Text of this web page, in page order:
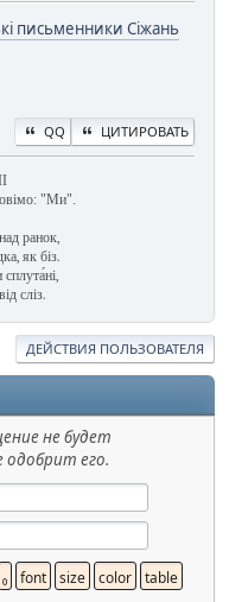
письменники Сіжань
QQ ЦИТИРОВАТЬ
"Ми".
ранок,
як біз.
сліз.
ДЕЙСТВИЯ ПОЛЬЗОВАТЕЛЯ
не будет
его.